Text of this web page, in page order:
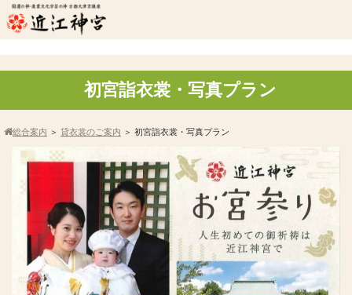
初宮詣衣裳・写真プラン
総合案内 ＞ 貸衣裳のご案内 ＞ 初宮詣衣裳・写真プラン